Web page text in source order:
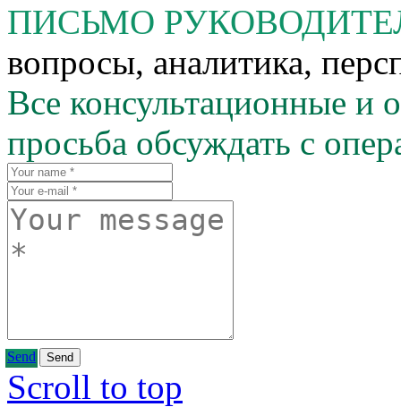
ПИСЬМО
вопросы, аналитика,
Все консультационные и
просьба обсуждать с
Send
Scroll to top